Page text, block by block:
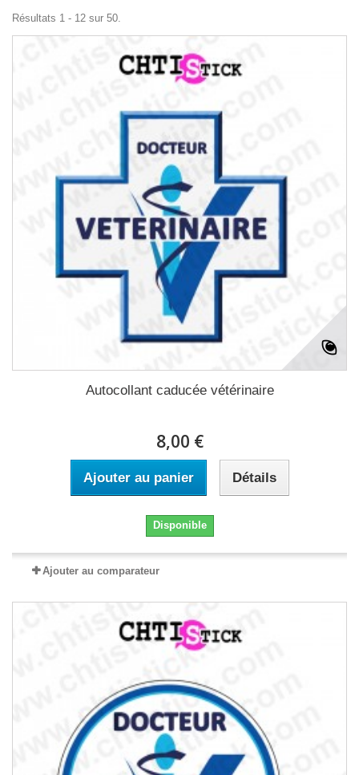
Résultats 1 - 12 sur 50.
Autocollant caducée vétérinaire
8,00 €
Ajouter au panier Détails
Disponible
Ajouter au comparateur